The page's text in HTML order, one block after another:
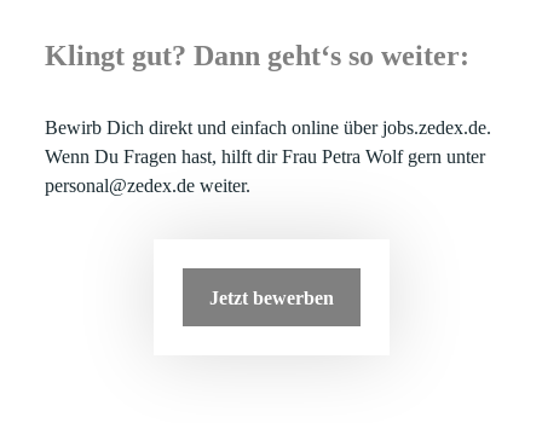
Klingt gut? Dann geht‘s so weiter:
Bewirb Dich direkt und einfach online über jobs.zedex.de.
Wenn Du Fragen hast, hilft dir Frau Petra Wolf gern unter
personal@zedex.de weiter.
Jetzt bewerben